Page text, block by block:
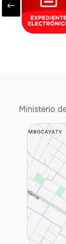
#
Ministerio